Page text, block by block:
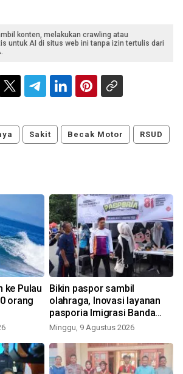
konten, melakukan crawling atau
untuk AI di situs web ini tanpa izin tertulis dari
Sakit Becak Motor RSUD
ke Pulau
orang
Bikin paspor sambil
olahraga, Inovasi layanan
pasporia Imigrasi Banda
Aceh buat CFD makin ceria
Minggu, 9 Agustus 2026